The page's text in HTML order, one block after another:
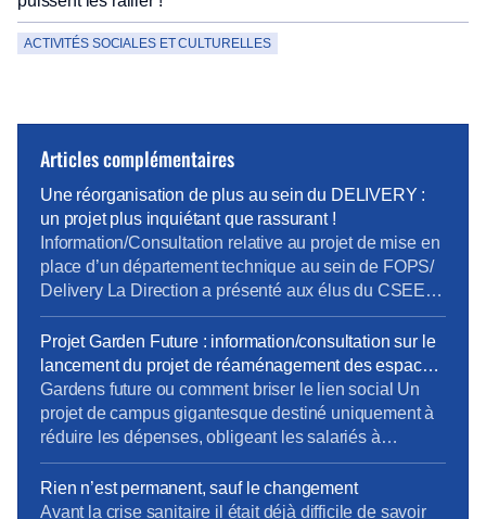
ACTIVITÉS SOCIALES ET CULTURELLES
Articles complémentaires
Une réorganisation de plus au sein du DELIVERY :
un projet plus inquiétant que rassurant !
Information/Consultation relative au projet de mise en
place d’un département technique au sein de FOPS/
Delivery La Direction a présenté aux élus du CSEE
son projet de création d’un département technique au
sein de la direction Delivery d’Orange ainsi qu’une
étude d’impact pour anticiper les risques
psychosociaux afin de préparer un plan
d’accompagnement adapté. 7 […]
Projet Garden Future : information/consultation sur le
lancement du projet de réaménagement des espaces
de travail Orange Garden
Gardens future ou comment briser le lien social Un
projet de campus gigantesque destiné uniquement à
réduire les dépenses, obligeant les salariés à
travailler toujours plus loin de chez eux, occasionnant
perte de temps, dépenses de trajets, bilan carbone
dégradé tout comme une qualité de vie et une mise à
Rien n’est permanent, sauf le changement
Avant la crise sanitaire il était déjà difficile de savoir